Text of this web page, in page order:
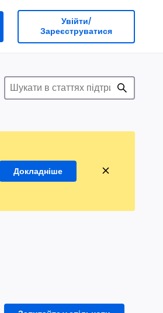
Увійти/
Зареєструватися
Докладніше